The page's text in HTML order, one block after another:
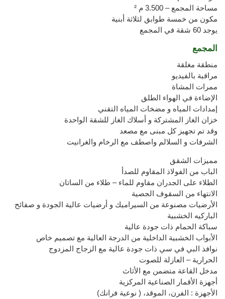
مساحة المجمع – 3.500 م ²
مكون من خمسة طوابق لثلاثة أبنية
يوجد 60 شقة في المجمع
المجمع
منطقة مغلقة
مراقبة بالفيديو
ممرات المشاة
الإضاءة في الهواء الطلق
إمدادات المياه و مضخات المياه التقني
خزان الغاز المشتركة و أسلاك الغاز للشقة الواحدة
وقد تم تجهيز كل مبنى مع مصعد
الشرفات و السلالم واصطف مع الرخام والغرانيت
مميزات الشقق
الباب من الفولاذ المقاوم للصدأ
الطلاء على الجدران مقاوم للماء – طلاء من الساتان
الانتهاء من السقوف الجصية
الأرضيات مصنوعة من السيراميك و أرضيات عالية الجودة و صفائح
الباركيه الخشبية
سباكة الحمام ذات جودة عالية
الأبواب الخشبية الداخلية من الدرجة العالية مع تصميم خاص
نوافذ البي في سي ذات جودة عالية مع الزجاج المزدوج
الحرارية – العازلة للصوت
مدخل القاعة متضمن مع الأثاث
أجهزة الأقمار الصناعية المركزية
(الأجهزة : الفرن، الموقد، ( نوعية فرانك